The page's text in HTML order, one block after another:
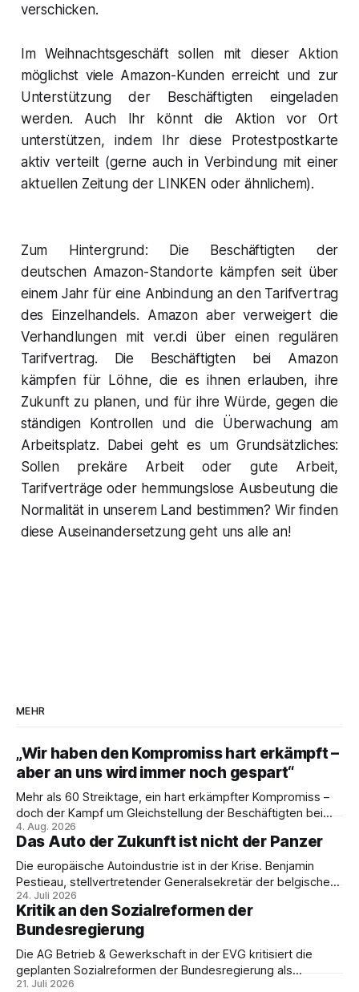
verschicken.
Im Weihnachtsgeschäft sollen mit dieser Aktion
möglichst viele Amazon-Kunden erreicht und zur
Unterstützung der Beschäftigten eingeladen
werden. Auch Ihr könnt die Aktion vor Ort
unterstützen, indem Ihr diese Protestpostkarte
aktiv verteilt (gerne auch in Verbindung mit einer
aktuellen Zeitung der LINKEN oder ähnlichem).
Zum Hintergrund: Die Beschäftigten der
deutschen Amazon-Standorte kämpfen seit über
einem Jahr für eine Anbindung an den Tarifvertrag
des Einzelhandels. Amazon aber verweigert die
Verhandlungen mit ver.di über einen regulären
Tarifvertrag. Die Beschäftigten bei Amazon
kämpfen für Löhne, die es ihnen erlauben, ihre
Zukunft zu planen, und für ihre Würde, gegen die
ständigen Kontrollen und die Überwachung am
Arbeitsplatz. Dabei geht es um Grundsätzliches:
Sollen prekäre Arbeit oder gute Arbeit,
Tarifverträge oder hemmungslose Ausbeutung die
Normalität in unserem Land bestimmen? Wir finden
diese Auseinandersetzung geht uns alle an!
MEHR
„Wir haben den Kompromiss hart erkämpft –
aber an uns wird immer noch gespart“
Mehr als 60 Streiktage, ein hart erkämpfter Kompromiss –
doch der Kampf um Gleichstellung der Beschäftigten bei
den Vivantes-Töchtern geht weiter. Im Gespräch mit Julia-
C. Stange zieht Nicodem Tomkowiak Bilanz des
Erzwingungsstreiks und formuliert klare Erwartungen an die
Politik.
4. Aug. 2026
Das Auto der Zukunft ist nicht der Panzer
Die europäische Autoindustrie ist in der Krise. Benjamin
Pestieau, stellvertretender Generalsekretär der belgischen
PTB, zeigt, warum das kein technisches Schicksal ist – und
weshalb die Antwort nicht Aufrüstung, sondern eine
demokratische Industriepolitik im Interesse der
Beschäftigten sein muss.
24. Juli 2026
Kritik an den Sozialreformen der
Bundesregierung
Die AG Betrieb & Gewerkschaft in der EVG kritisiert die
geplanten Sozialreformen der Bundesregierung als
Belastung für Beschäftigte und Sozialstaat. In ihrer
21. Juli 2026